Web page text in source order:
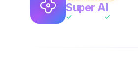
mesin […]
Super AI